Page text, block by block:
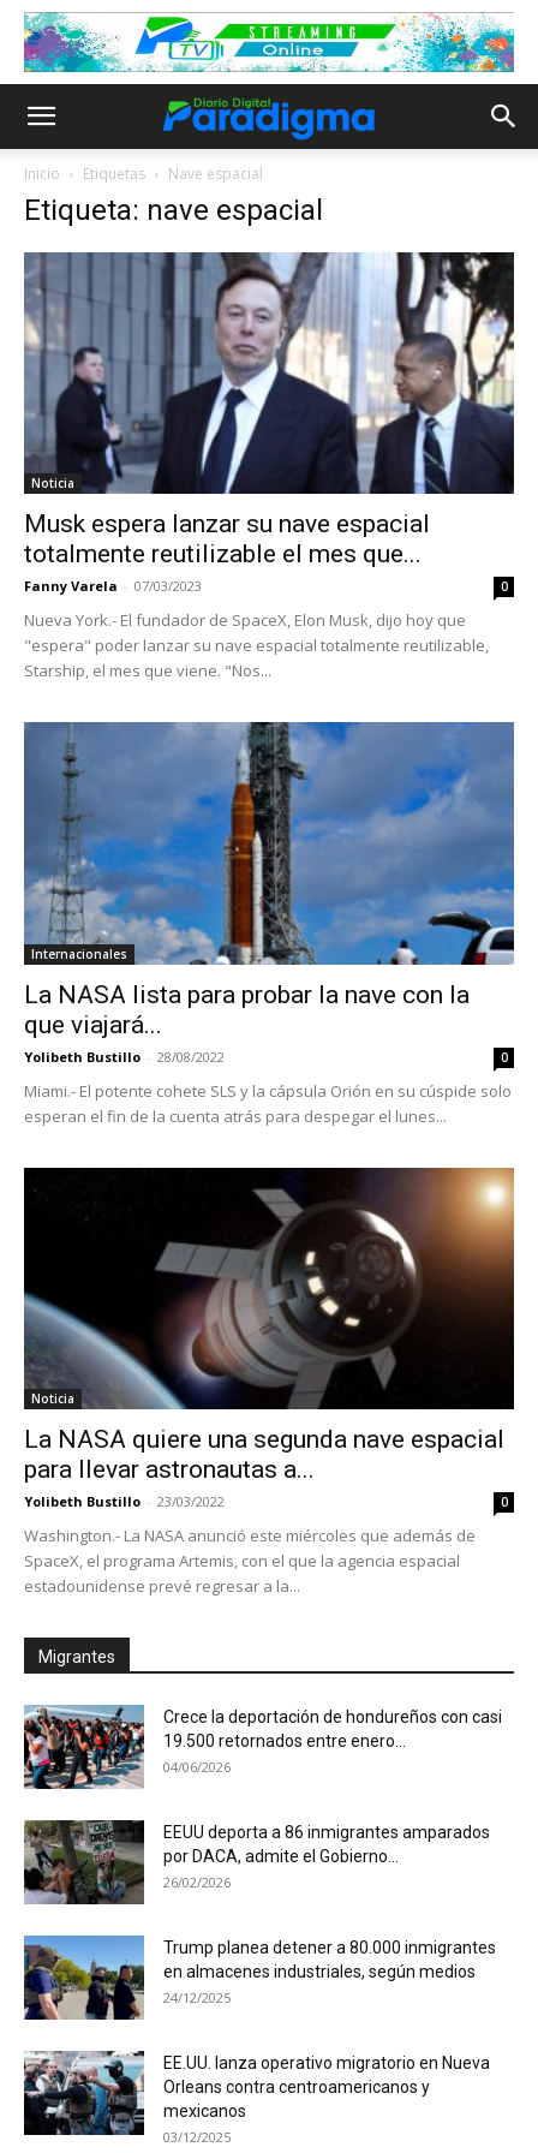
Inicio Etiquetas Nave espacial
Etiqueta: nave espacial
Noticia
Musk espera lanzar su nave espacial
totalmente reutilizable el mes que...
Fanny Varela - 07/03/2023 0
Nueva York.- El fundador de SpaceX, Elon Musk, dijo hoy que
"espera" poder lanzar su nave espacial totalmente reutilizable,
Starship, el mes que viene. "Nos...
Internacionales
La NASA lista para probar la nave con la
que viajará...
Yolibeth Bustillo - 28/08/2022 0
Miami.- El potente cohete SLS y la cápsula Orión en su cúspide solo
esperan el fin de la cuenta atrás para despegar el lunes...
Noticia
La NASA quiere una segunda nave espacial
para llevar astronautas a...
Yolibeth Bustillo - 23/03/2022 0
Washington.- La NASA anunció este miércoles que además de
SpaceX, el programa Artemis, con el que la agencia espacial
estadounidense prevé regresar a la...
Migrantes
Crece la deportación de hondureños con casi
19.500 retornados entre enero...
04/06/2026
EEUU deporta a 86 inmigrantes amparados
por DACA, admite el Gobierno...
26/02/2026
Trump planea detener a 80.000 inmigrantes
en almacenes industriales, según medios
24/12/2025
EE.UU. lanza operativo migratorio en Nueva
Orleans contra centroamericanos y
mexicanos
03/12/2025